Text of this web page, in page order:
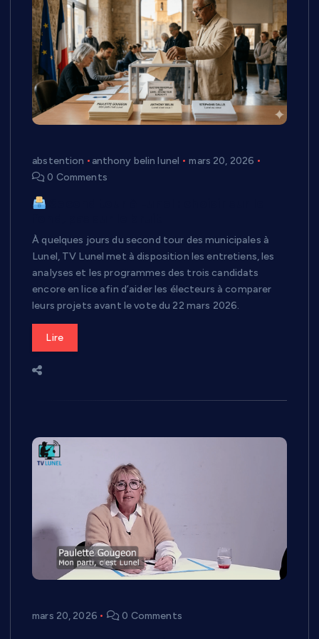
abstention anthony belin lunel
mars 20, 2026
0 Comments
À quelques jours du second tour des municipales à
Lunel, TV Lunel met à disposition les entretiens, les
analyses et les programmes des trois candidats
encore en lice afin d’aider les électeurs à comparer
leurs projets avant le vote du 22 mars 2026.
Lire
mars 20, 2026 0 Comments